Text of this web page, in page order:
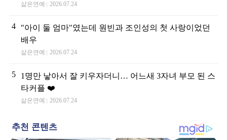
삶은연예 2026.07.24
4
"아이 둘 엄마"였는데 원빈과 조인성의 첫 사랑이었던
배우
삶은연예 2026.07.24
5
1명만 낳아서 잘 키우자더니… 어느새 3자녀 부모 된 스
타커플 ❤️
삶은연예 2026.07.24